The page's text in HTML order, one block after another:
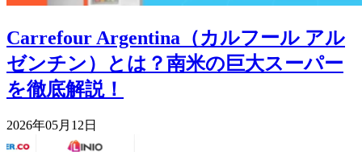
Carrefour Argentina（カルフール アル
ゼンチン）とは？南米の巨大スーパー
を徹底解説！
2026年05月12日